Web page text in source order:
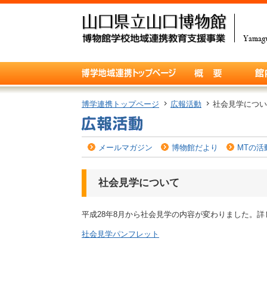
博学連携トップページ 広報活動 社会見学につ
メールマガジン 博物館だより MTの活
社会見学について
平成28年8月から社会見学の内容が変わりました。
社会見学パンフレット